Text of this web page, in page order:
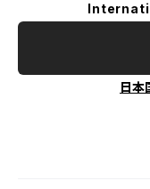
日本